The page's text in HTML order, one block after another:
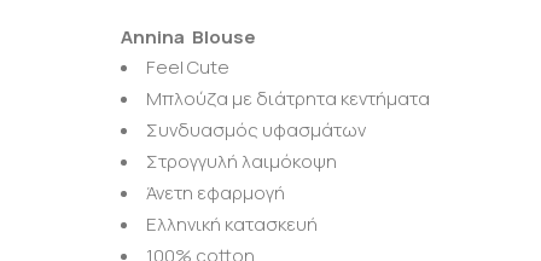
Annina Blouse
Feel Cute
Μπλούζα με διάτρητα κεντήματα
Συνδυασμός υφασμάτων
Στρογγυλή λαιμόκοψη
Άνετη εφαρμογή
Ελληνική κατασκευή
100% cotton